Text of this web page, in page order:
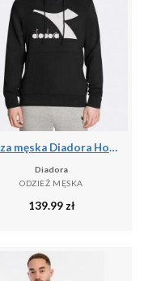
Bluza męska Diadora Hoodie Core
Diadora
ODZIEŻ MĘSKA
139.99 zł